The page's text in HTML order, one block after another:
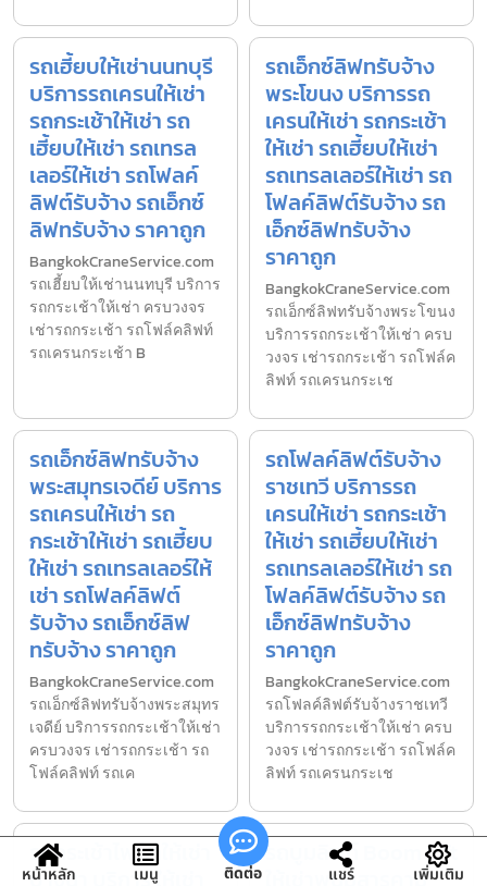
รถเฮี้ยบให้เช่านนทบุรี
บริการรถเครนให้เช่า
รถกระเช้าให้เช่า รถ
เฮี้ยบให้เช่า รถเทรล
เลอร์ให้เช่า รถโฟลค์
ลิฟต์รับจ้าง รถเอ็กซ์
ลิฟทรับจ้าง ราคาถูก
BangkokCraneService.com
รถเฮี้ยบให้เช่านนทบุรี บริการ
รถกระเช้าให้เช่า ครบวงจร
เช่ารถกระเช้า รถโฟล์คลิฟท์
รถเครนกระเช้า B
รถเอ็กซ์ลิฟทรับจ้าง
พระโขนง บริการรถ
เครนให้เช่า รถกระเช้า
ให้เช่า รถเฮี้ยบให้เช่า
รถเทรลเลอร์ให้เช่า รถ
โฟลค์ลิฟต์รับจ้าง รถ
เอ็กซ์ลิฟทรับจ้าง
ราคาถูก
BangkokCraneService.com
รถเอ็กซ์ลิฟทรับจ้างพระโขนง
บริการรถกระเช้าให้เช่า ครบ
วงจร เช่ารถกระเช้า รถโฟล์ค
ลิฟท์ รถเครนกระเช
รถเอ็กซ์ลิฟทรับจ้าง
พระสมุทรเจดีย์ บริการ
รถเครนให้เช่า รถ
กระเช้าให้เช่า รถเฮี้ยบ
ให้เช่า รถเทรลเลอร์ให้
เช่า รถโฟลค์ลิฟต์
รับจ้าง รถเอ็กซ์ลิฟ
ทรับจ้าง ราคาถูก
BangkokCraneService.com
รถเอ็กซ์ลิฟทรับจ้างพระสมุทร
เจดีย์ บริการรถกระเช้าให้เช่า
ครบวงจร เช่ารถกระเช้า รถ
โฟล์คลิฟท์ รถเค
รถโฟลค์ลิฟต์รับจ้าง
ราชเทวี บริการรถ
เครนให้เช่า รถกระเช้า
ให้เช่า รถเฮี้ยบให้เช่า
รถเทรลเลอร์ให้เช่า รถ
โฟลค์ลิฟต์รับจ้าง รถ
เอ็กซ์ลิฟทรับจ้าง
ราคาถูก
BangkokCraneService.com
รถโฟลค์ลิฟต์รับจ้างราชเทวี
บริการรถกระเช้าให้เช่า ครบ
วงจร เช่ารถกระเช้า รถโฟล์ค
ลิฟท์ รถเครนกระเช
รถกระเช้าไฟฟ้าให้เช่า
บางนา บริการ ให้เช่า
รถบูมลิฟท์ Boom Lift
ให้เช่าพนมสารคาม
หน้าหลัก เมนู ติดต่อ แชร์ เพิ่มเติม